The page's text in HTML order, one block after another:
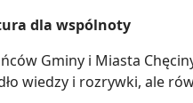
dla wspólnoty
Gminy i Miasta
wiedzy i rozrywki, ale